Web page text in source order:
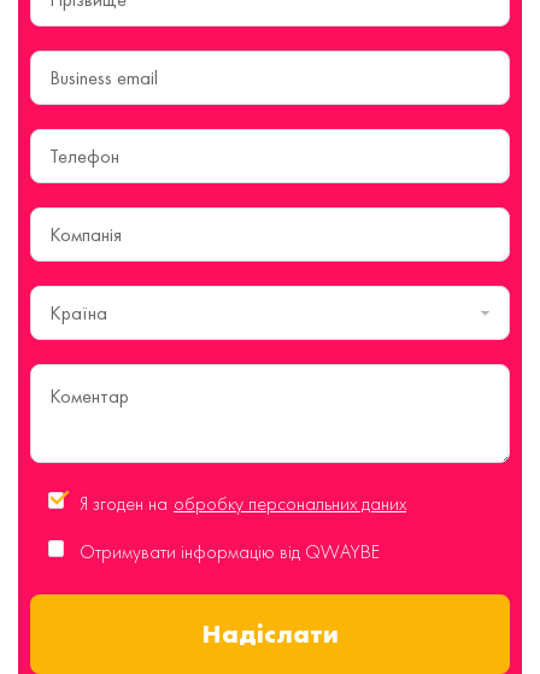
Країна
Я згоден на обробку персональних даних
Отримувати інформацію від QWAYBE
Надіслати